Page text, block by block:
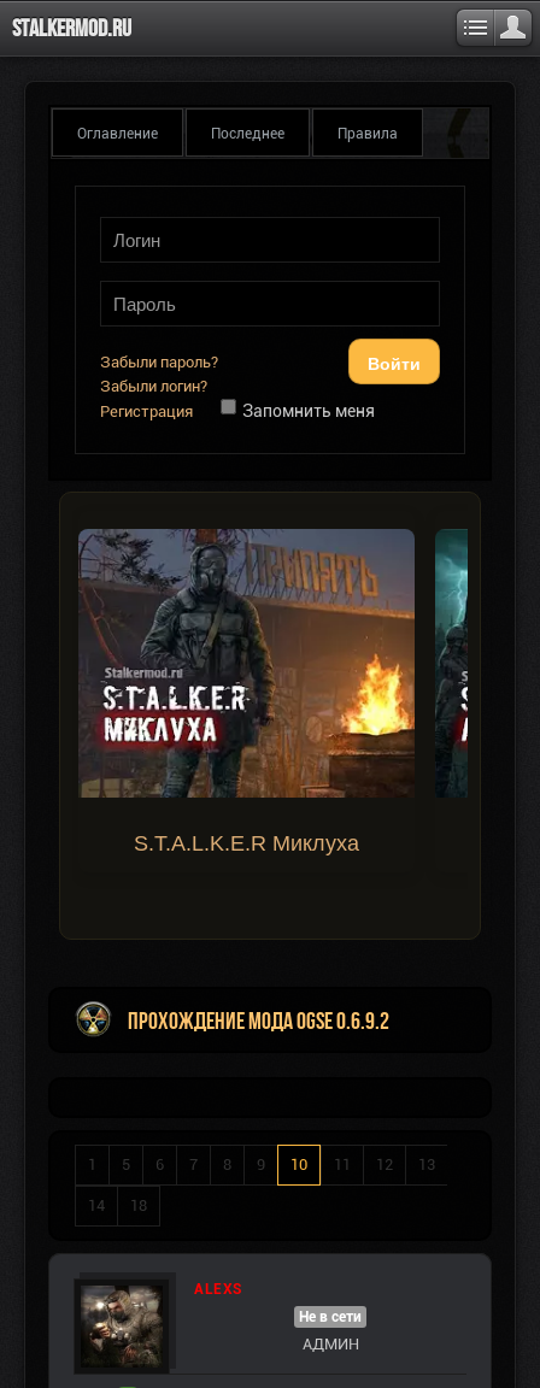
Stalkermod.ru
Оглавление Последнее Правила
Войти
Забыли пароль?
Забыли логин?
Регистрация
Запомнить меня
S.T.A.L.K.E.R Миклуха
Прохождение мода OGSE 0.6.9.2
1 5 6 7 8 9 10 11 12 13
14 18
ALEXS
Не в сети
АДМИН